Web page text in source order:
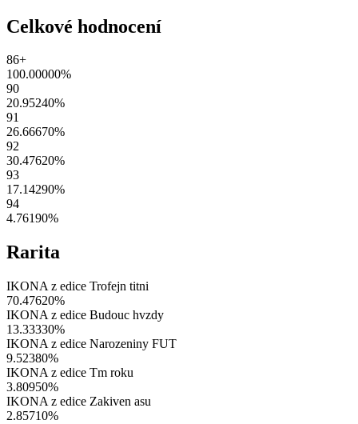
Celkové hodnocení
86+
100.00000%
90
20.95240%
91
26.66670%
92
30.47620%
93
17.14290%
94
4.76190%
Rarita
IKONA z edice Trofejn titni
70.47620%
IKONA z edice Budouc hvzdy
13.33330%
IKONA z edice Narozeniny FUT
9.52380%
IKONA z edice Tm roku
3.80950%
IKONA z edice Zakiven asu
2.85710%